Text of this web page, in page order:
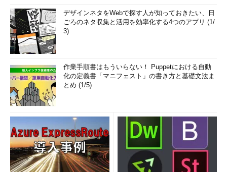
デザインネタをWebで探す人が知っておきたい、日
ごろのネタ収集と活用を効率化する4つのアプリ (1/
3)
作業手順書はもういらない！ Puppetにおける自動
化の定義書「マニフェスト」の書き方と基礎文法ま
とめ (1/5)